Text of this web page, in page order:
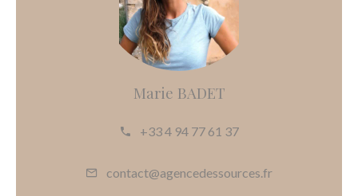
Marie BADET
+33 4 94 77 61 37
contact@agencedessources.fr